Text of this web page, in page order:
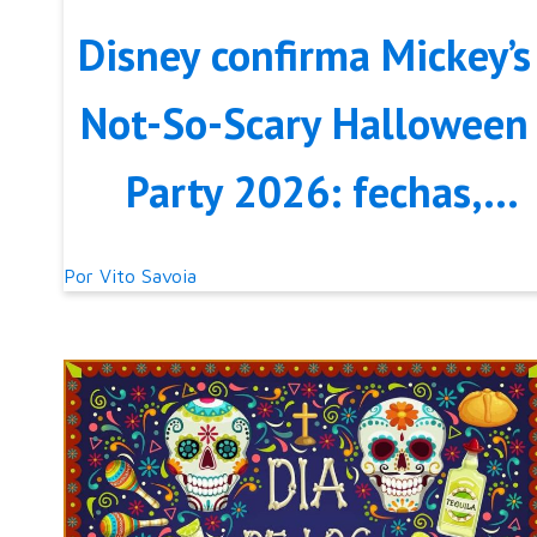
Disney confirma Mickey’s
Not-So-Scary Halloween
Party 2026: fechas,
precios y qué cambia este
Por Vito Savoia